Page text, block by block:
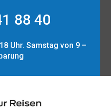
88 40
Uhr. Samstag von 9 –